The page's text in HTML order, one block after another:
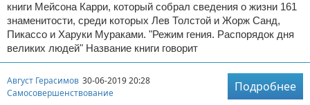
книги Мейсона Карри, который собрал сведения о жизни 161
знаменитости, среди которых Лев Толстой и Жорж Санд,
Пикассо и Харуки Мураками. "Режим гения. Распорядок дня
великих людей" Название книги говорит
Август Герасимов 30-06-2019 20:28
Самосовершенствование
Подробнее